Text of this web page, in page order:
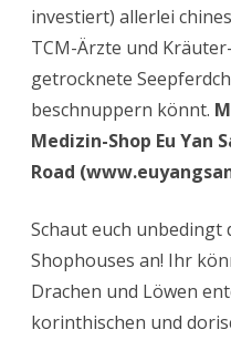
investiert) allerlei
TCM-Ärzte und
getrocknete
beschnuppern könnt.
Medizin-Shop Eu Yan
Road
Schaut euch
Shophouses an! Ihr
Drachen und Löwen
korinthischen und